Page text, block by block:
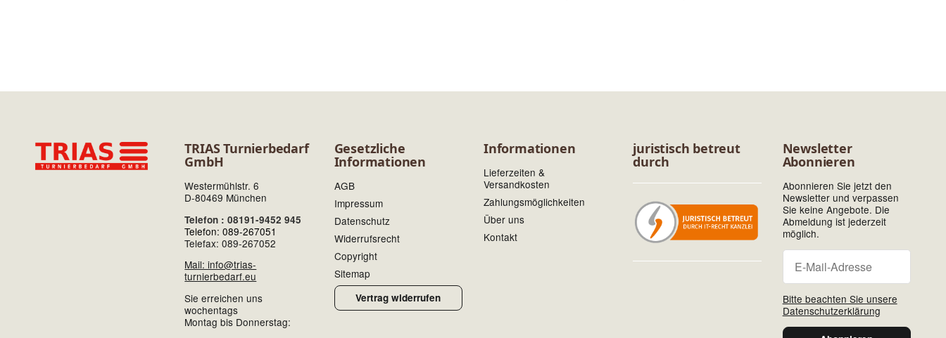
TRIAS Turnierbedarf
GmbH
Westermühlstr. 6
D-80469 München
Telefon : 08191-9452 945
Telefon: 089-267051
Telefax: 089-267052
Mail: info@trias-
turnierbedarf.eu
Sie erreichen uns
wochentags
Montag bis Donnerstag:
Gesetzliche
Informationen
AGB
Impressum
Datenschutz
Widerrufsrecht
Copyright
Sitemap
Vertrag widerrufen
Informationen
Lieferzeiten &
Versandkosten
Zahlungsmöglichkeiten
Über uns
Kontakt
juristisch betreut
durch
Newsletter
Abonnieren
Abonnieren Sie jetzt den
Newsletter und verpassen
Sie keine Angebote. Die
Abmeldung ist jederzeit
möglich.
Newsletter Abonnieren
Newsletter Abonnieren
Bitte beachten Sie unsere
Datenschutzerklärung